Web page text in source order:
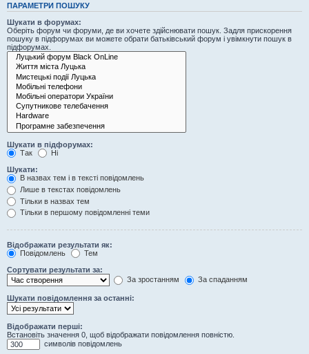
ПАРАМЕТРИ ПОШУКУ
Шукати в форумах:
Оберіть форум чи форуми, де ви хочете здійснювати пошук. Задля прискорення
пошуку в підфорумах ви можете обрати батьківський форум і увімкнути пошук в
підфорумах.
Шукати в підфорумах:
Так
Ні
Шукати:
В назвах тем і в тексті повідомлень
Лише в текстах повідомлень
Тільки в назвах тем
Тільки в першому повідомленні теми
Відображати результати як:
Повідомлень
Тем
Сортувати результати за:
За зростанням
За спаданням
Шукати повідомлення за останні:
Відображати перші:
Встановіть значення 0, щоб відображати повідомлення повністю.
символів повідомлень